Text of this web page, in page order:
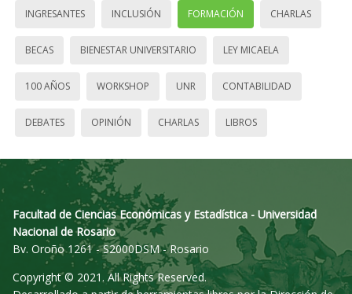
INGRESANTES INCLUSIÓN FORMACIÓN CHARLAS
BECAS BIENESTAR UNIVERSITARIO LEY MICAELA
100 AÑOS WORKSHOP UNR CONTABILIDAD
DEBATES OPINIÓN CHARLAS LIBROS
Facultad de Ciencias Económicas y Estadística - Universidad
Nacional de Rosario
Bv. Oroño 1261 - S2000DSM - Rosario
Copyright © 2021. All Rights Reserved.